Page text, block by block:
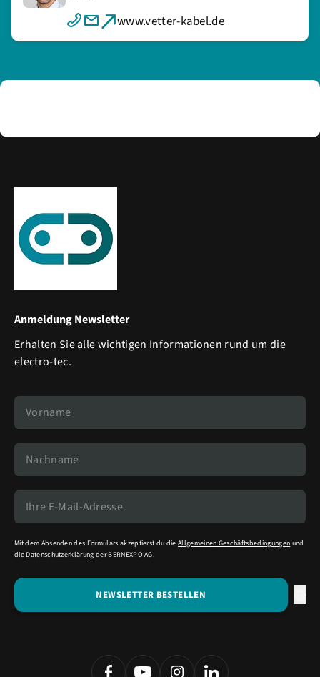
www.vetter-kabel.de
Anmeldung Newsletter
Erhalten Sie alle wichtigen Informationen rund um die
electro-tec.
Mit dem Absenden des Formulars akzeptierst du dieAllgemeinen Geschäftsbedingungen und
die Datenschutzerklärung der BERNEXPO AG.